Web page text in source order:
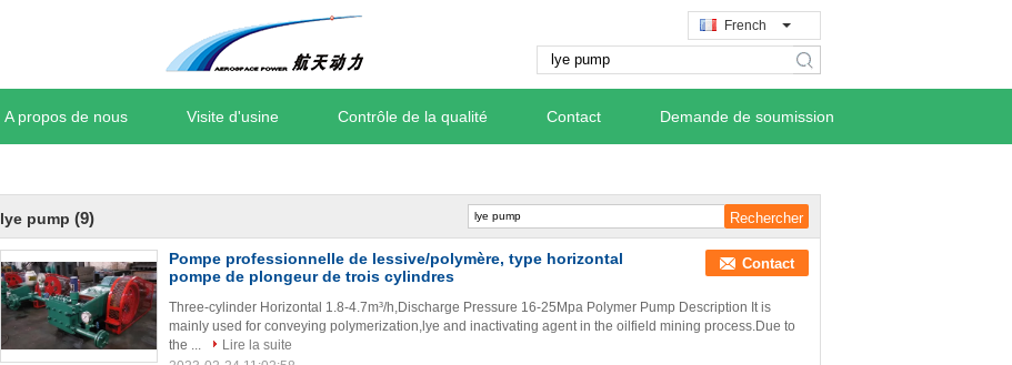
French
search
A propos de nous Visite d'usine Contrôle de la qualité Contact Demande de soumission
lye pump (9)
Pompe professionnelle de lessive/polymère, type horizontal
pompe de plongeur de trois cylindres
Contact
Three-cylinder Horizontal 1.8-4.7m³/h,Discharge Pressure 16-25Mpa Polymer Pump Description It is
mainly used for conveying polymerization,lye and inactivating agent in the oilfield mining process.Due to
the ...
Lire la suite